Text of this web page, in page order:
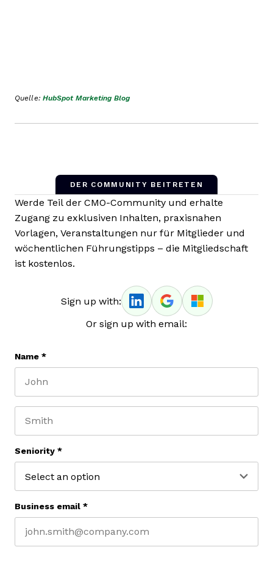
Quelle: HubSpot Marketing Blog
DER COMMUNITY BEITRETEN
Werde Teil der CMO-Community und erhalte
Zugang zu exklusiven Inhalten, praxisnahen
Vorlagen, Veranstaltungen nur für Mitglieder und
wöchentlichen Führungstipps – die Mitgliedschaft
ist kostenlos.
Sign up with:
Or sign up with email:
Name *
Seniority *
Business email *